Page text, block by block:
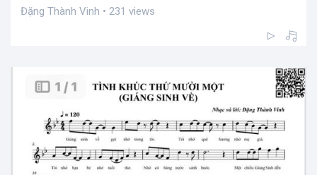
Đặng Thành Vinh • 231 views